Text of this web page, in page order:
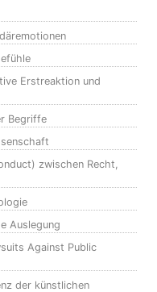
Erstreaktion und
Begriffe
zwischen Recht,
Auslegung
Against Public
der künstlichen